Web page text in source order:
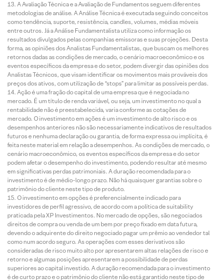
A Avaliação Técnica e a Avaliação de Fundamentos seguem diferentes
metodologias de análise. A Análise Técnica é executada seguindo conceitos
como tendência, suporte, resistência, candles, volumes, médias móveis
entre outros. Já a Análise Fundamentalista utiliza como informação os
resultados divulgados pelas companhias emissoras e suas projeções. Desta
forma, as opiniões dos Analistas Fundamentalistas, que buscam os melhores
retornos dadas as condições de mercado, o cenário macroeconômico e os
eventos específicos da empresa e do setor, podem divergir das opiniões dos
Analistas Técnicos, que visam identificar os movimentos mais prováveis dos
preços dos ativos, com utilização de “stops” para limitar as possíveis perdas.
Ação é uma fração do capital de uma empresa que é negociada no
mercado. É um título de renda variável, ou seja, um investimento no qual a
rentabilidade não é preestabelecida, varia conforme as cotações de
mercado. O investimento em ações é um investimento de alto risco e os
desempenhos anteriores não são necessariamente indicativos de resultados
futuros e nenhuma declaração ou garantia, de forma expressa ou implícita, é
feita neste material em relação a desempenhos. As condições de mercado, o
cenário macroeconômico, os eventos específicos da empresa e do setor
podem afetar o desempenho do investimento, podendo resultar até mesmo
em significativas perdas patrimoniais. A duração recomendada para o
investimento é de médio-longo prazo. Não há quaisquer garantias sobre o
patrimônio do cliente neste tipo de produto.
O investimento em opções é preferencialmente indicado para
investidores de perfil agressivo, de acordo com a política de suitability
praticada pela XP Investimentos. No mercado de opções, são negociados
direitos de compra ou venda de um bem por preço fixado em data futura,
devendo o adquirente do direito negociado pagar um prêmio ao vendedor tal
como num acordo seguro. As operações com esses derivativos são
consideradas de risco muito alto por apresentarem altas relações de risco e
retorno e algumas posições apresentarem a possibilidade de perdas
superiores ao capital investido. A duração recomendada para o investimento
é de curto prazo e o patrimônio do cliente não está garantido neste tipo de